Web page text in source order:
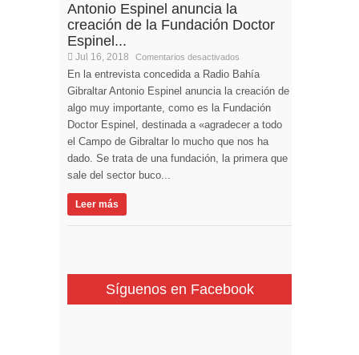
Antonio Espinel anuncia la
creación de la Fundación Doctor
Espinel...
Jul 16, 2018 Comentarios desactivados
En la entrevista concedida a Radio Bahía
Gibraltar Antonio Espinel anuncia la creación de
algo muy importante, como es la Fundación
Doctor Espinel, destinada a «agradecer a todo
el Campo de Gibraltar lo mucho que nos ha
dado. Se trata de una fundación, la primera que
sale del sector buco...
Leer más
Síguenos en Facebook